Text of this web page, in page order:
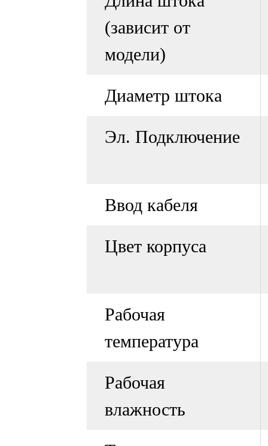
(зависит от
модели)
Диаметр штока
Эл. Подключение
Ввод кабеля
Цвет корпуса
Рабочая
температура
Рабочая
влажность